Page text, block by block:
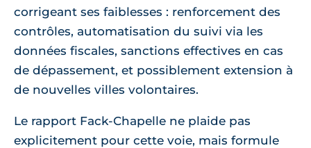
corrigeant ses faiblesses : renforcement des
contrôles, automatisation du suivi via les
données fiscales, sanctions effectives en cas
de dépassement, et possiblement extension à
de nouvelles villes volontaires.
Le rapport Fack-Chapelle ne plaide pas
explicitement pour cette voie, mais formule